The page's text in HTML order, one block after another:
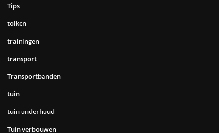
Tips
tolken
trainingen
transport
Transportbanden
tuin
tuin onderhoud
Tuin verbouwen